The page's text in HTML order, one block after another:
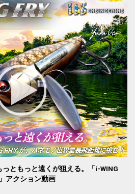
ともっと遠くが狙える。「i-WING
アクション動画